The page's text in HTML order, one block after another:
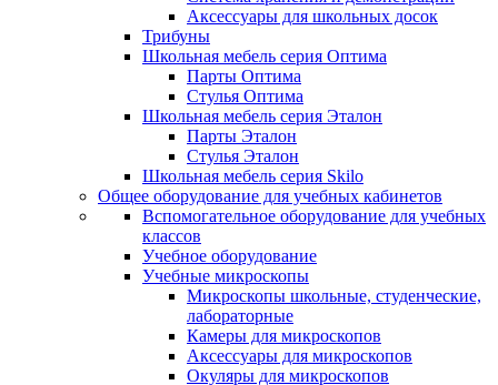
Аксессуары для школьных досок
Трибуны
Школьная мебель серия Оптима
Парты Оптима
Стулья Оптима
Школьная мебель серия Эталон
Парты Эталон
Стулья Эталон
Школьная мебель серия Skilo
Общее оборудование для учебных кабинетов
Вспомогательное оборудование для учебных
классов
Учебное оборудование
Учебные микроскопы
Микроскопы школьные, студенческие,
лабораторные
Камеры для микроскопов
Аксессуары для микроскопов
Окуляры для микроскопов